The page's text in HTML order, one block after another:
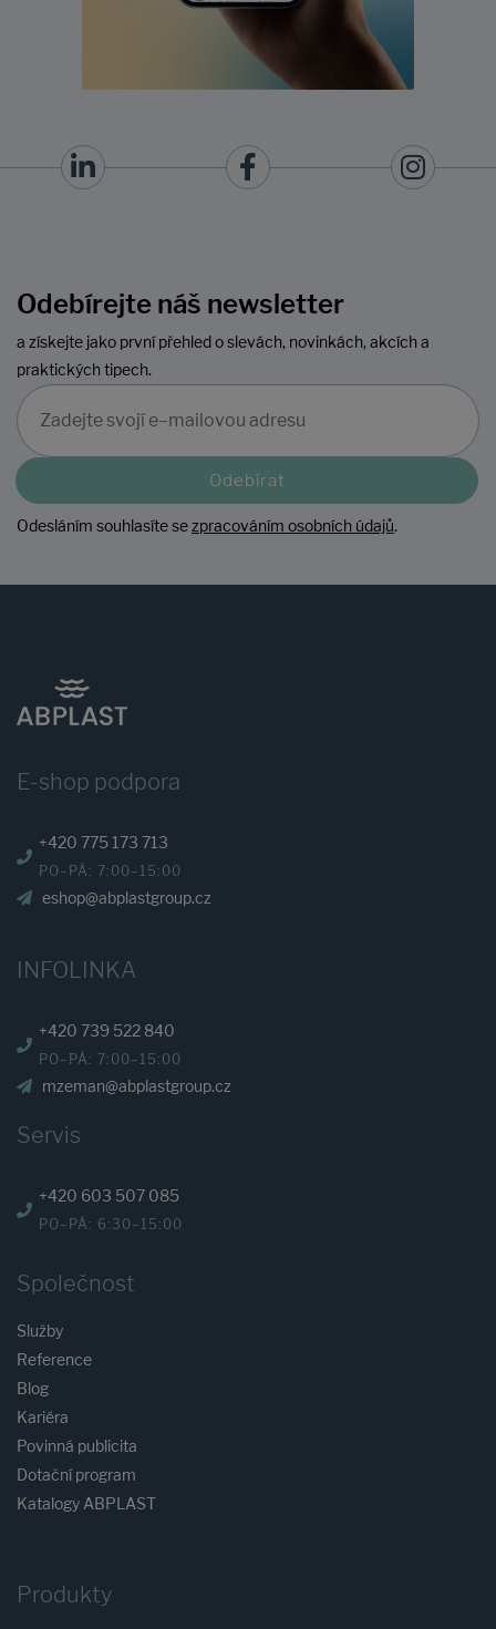
Odebírejte náš newsletter
a získejte jako první přehled o slevách, novinkách, akcích a
praktických tipech.
Odebírat
Odesláním souhlasíte sezpracováním osobních údajů.
E-shop podpora
+420 775 173 713
PO–PÁ: 7:00–15:00
eshop@abplastgroup.cz
INFOLINKA
+420 739 522 840
PO–PÁ: 7:00–15:00
mzeman@abplastgroup.cz
Servis
+420 603 507 085
PO–PÁ: 6:30–15:00
Společnost
Služby
Reference
Blog
Kariéra
Povinná publicita
Dotační program
Katalogy ABPLAST
Produkty